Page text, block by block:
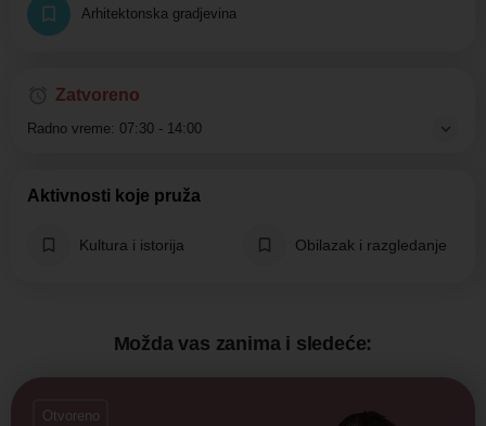
Arhitektonska gradjevina
Zatvoreno
Radno vreme: 07:30 - 14:00
Aktivnosti koje pruža
Kultura i istorija Obilazak i razgledanje
Možda vas zanima i sledeće:
Otvoreno